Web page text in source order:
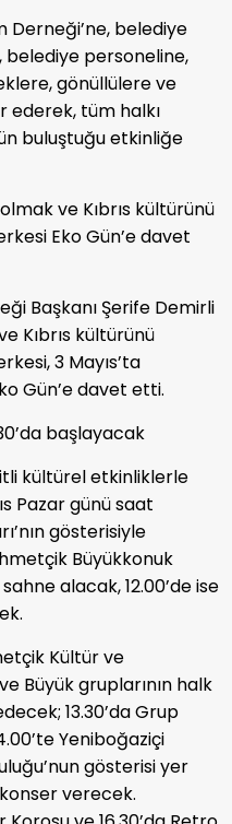
Derneği’ne, belediye
personeline,
gönüllülere ve
ederek, tüm halkı
buluştuğu etkinliğe
ve Kıbrıs kültürünü
Eko Gün’e davet
Başkanı Şerife Demirli
Kıbrıs kültürünü
3 Mayıs’ta
Gün’e davet etti.
başlayacak
kültürel etkinliklerle
Pazar günü saat
gösterisiyle
Büyükkonuk
alacak, 12.00’de ise
Kültür ve
Büyük gruplarının halk
13.30’da Grup
Yeniboğaziçi
gösterisi yer
verecek.